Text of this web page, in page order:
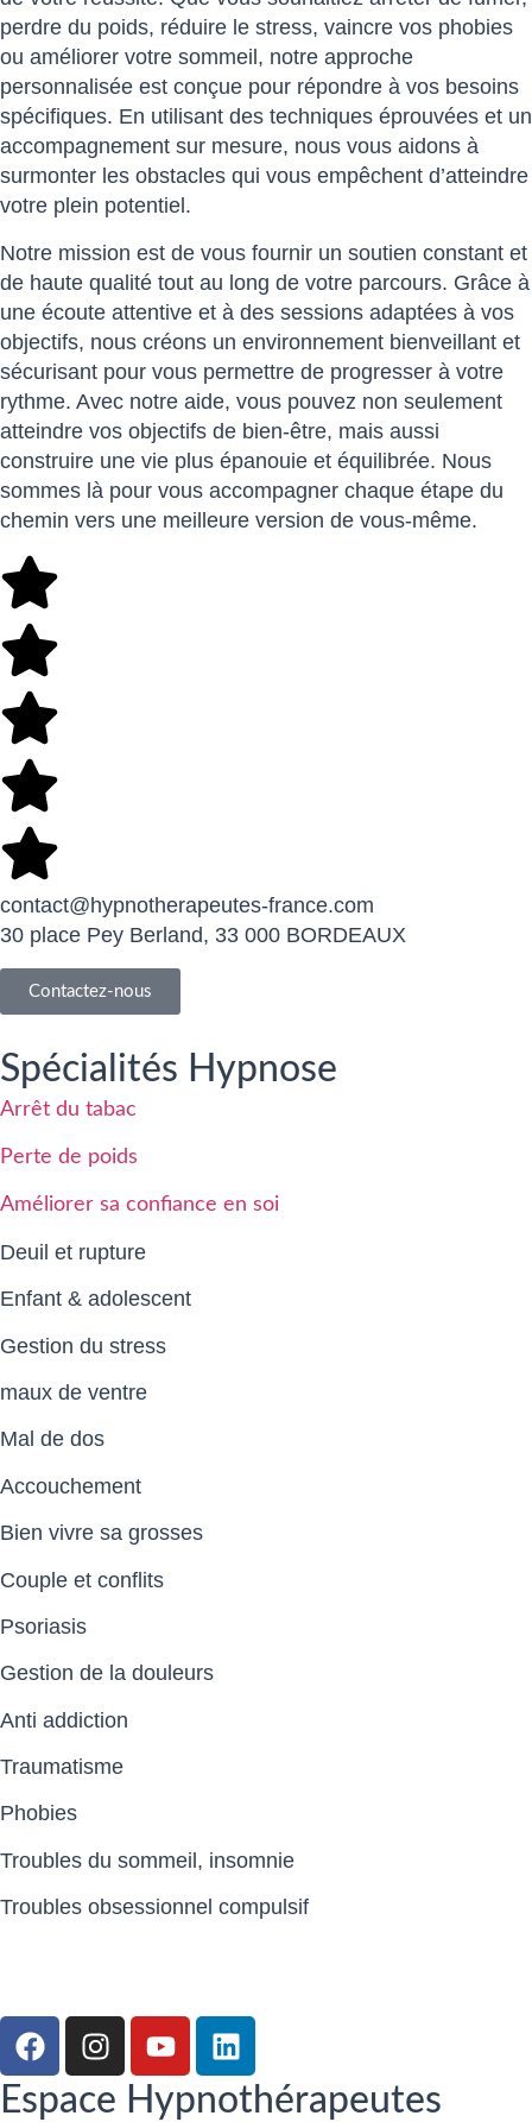
perdre du poids, réduire le stress, vaincre vos phobies
ou améliorer votre sommeil, notre approche
personnalisée est conçue pour répondre à vos besoins
spécifiques. En utilisant des techniques éprouvées et un
accompagnement sur mesure, nous vous aidons à
surmonter les obstacles qui vous empêchent d’atteindre
votre plein potentiel.
Notre mission est de vous fournir un soutien constant et
de haute qualité tout au long de votre parcours. Grâce à
une écoute attentive et à des sessions adaptées à vos
objectifs, nous créons un environnement bienveillant et
sécurisant pour vous permettre de progresser à votre
rythme. Avec notre aide, vous pouvez non seulement
atteindre vos objectifs de bien-être, mais aussi
construire une vie plus épanouie et équilibrée. Nous
sommes là pour vous accompagner chaque étape du
chemin vers une meilleure version de vous-même.
contact@hypnotherapeutes-france.com
30 place Pey Berland, 33 000 BORDEAUX
Contactez-nous
Spécialités Hypnose
Arrêt du tabac
Perte de poids
Améliorer sa confiance en soi
Deuil et rupture
Enfant & adolescent
Gestion du stress
maux de ventre
Mal de dos
Accouchement
Bien vivre sa grosses
Couple et conflits
Psoriasis
Gestion de la douleurs
Anti addiction
Traumatisme
Phobies
Troubles du sommeil, insomnie
Troubles obsessionnel compulsif
Espace Hypnothérapeutes